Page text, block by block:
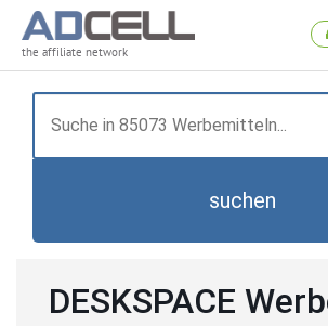
the affiliate network
suchen
DESKSPACE